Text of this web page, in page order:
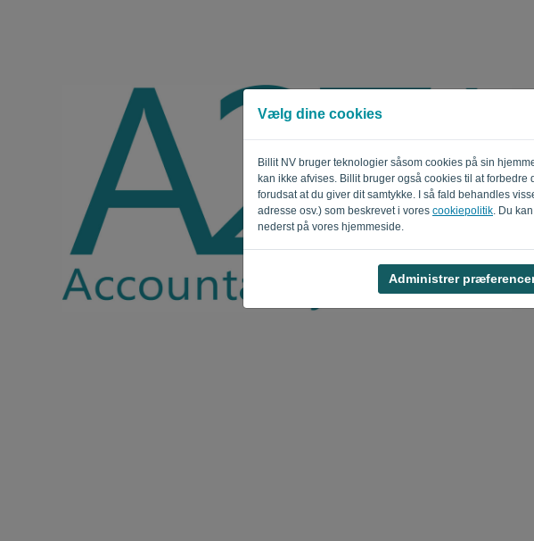
Vælg dine cookies
Billit NV bruger teknologier såsom cookies på sin
kan ikke afvises. Billit bruger også cookies til at
forudsat at du giver dit samtykke. I så fald behandles
adresse osv.) som beskrevet i vores cookiepolitik . Du
nederst på vores hjemmeside.
Administrer